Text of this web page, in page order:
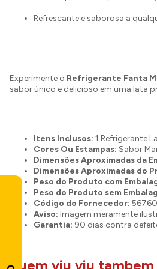
Refrescante e saborosa a
Experimente o Refrigerante Fanta
sabor único e delicioso em uma lata
Itens Inclusos: 1 Refrigerante
Cores Ou Estampas: Sabor
Dimensões Aproximadas da
Dimensões Aproximadas do
Peso do Produto com
Peso do Produto sem
Código do Fornecedor: 56760
Aviso: Imagem meramente
Garantia: 90 dias contra
quem viu viu tambem